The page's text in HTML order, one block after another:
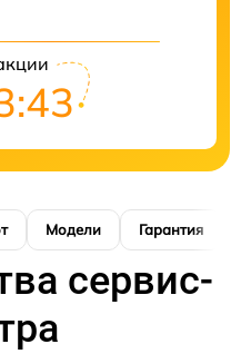
Модели Гарантия
сервис-